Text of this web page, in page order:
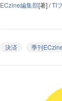
ECzine編集部[著] /TI
決済 季刊